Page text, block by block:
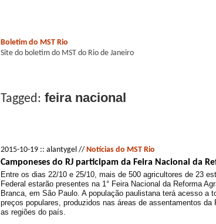
Boletim do MST Rio
Site do boletim do MST do Rio de Janeiro
Tagged: feira nacional
2015-10-19 :: alantygel // Notícias do MST Rio
Camponeses do RJ participam da Feira Nacional da
Entre os dias 22/10 e 25/10, mais de 500 agricultores de 23
Federal estarão presentes na 1° Feira Nacional da Reforma
Branca, em São Paulo. A população paulistana terá acesso a
preços populares, produzidos nas áreas de assentamentos da
as regiões do país.